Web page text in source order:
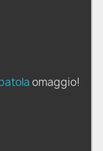
omaggio!